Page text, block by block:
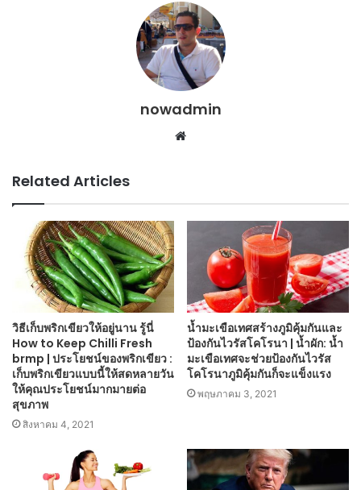
nowadmin
Website
Related Articles
วิธีเก็บพริกเขียวให้อยู่นาน รู้นี่
How to Keep Chilli Fresh
brmp | ประโยชน์ของพริกเขียว :
เก็บพริกเขียวแบบนี้ให้สดหลายวัน
ให้คุณประโยชน์มากมายต่อ
สุขภาพ
สิงหาคม 4, 2021
น้ำมะเขือเทศสร้างภูมิคุ้มกันและ
ป้องกันไวรัสโคโรนา | น้ำผัก: น้ำ
มะเขือเทศจะช่วยป้องกันไวรัส
โคโรนาภูมิคุ้มกันก็จะแข็งแรง
พฤษภาคม 3, 2021